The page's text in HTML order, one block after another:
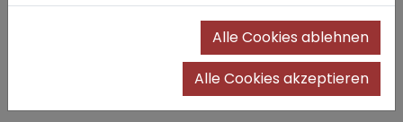
Alle Cookies ablehnen
Alle Cookies akzeptieren